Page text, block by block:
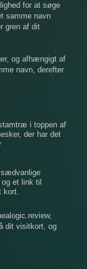
for at søge
samme navn
gren af ​​dit
og afhængigt af
navn, derefter
i toppen af
der har det
sædvanlige
et link til
kort.
dit visitkort, og